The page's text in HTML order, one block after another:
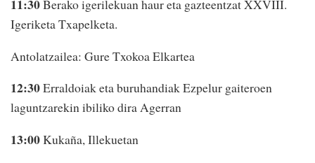
11:30Berako igerilekuan haur eta gazteentzat XXVIII.
Igeriketa Txapelketa.
Antolatzailea: Gure Txokoa Elkartea
12:30Erraldoiak eta buruhandiak Ezpelur gaiteroen
laguntzarekin ibiliko dira Agerran
13:00Kukaña, Illekuetan